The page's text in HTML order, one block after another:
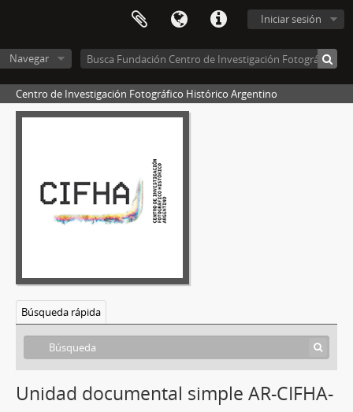
Iniciar sesión
Navegar
Centro de Investigación Fotográfico Histórico Argentino
Búsqueda rápida
Unidad documental simple AR-CIFHA-
[Fondo] Harry Grant Olds, 1870-1943
[Sección] Documentos del baúl norteamericano
[Sección] Trabajo comercial en Argentina, 1900-1943
[Serie] Fotografías en placa de vidrio, 1900-1921
[Unidad documental simple] Foto 001, 1900-1905
[Unidad documental simple] Foto 002, 1900-1905